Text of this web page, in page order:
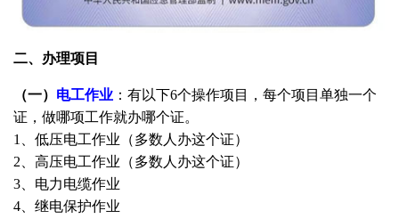
二、办理项目
（一） 电工作业 ：有以下6个操作项目，每个项目单独一个
证，做哪项工作就办哪个证。
1、低压电工作业（多数人办这个证）
2、高压电工作业（多数人办这个证）
3、电力电缆作业
4、继电保护作业